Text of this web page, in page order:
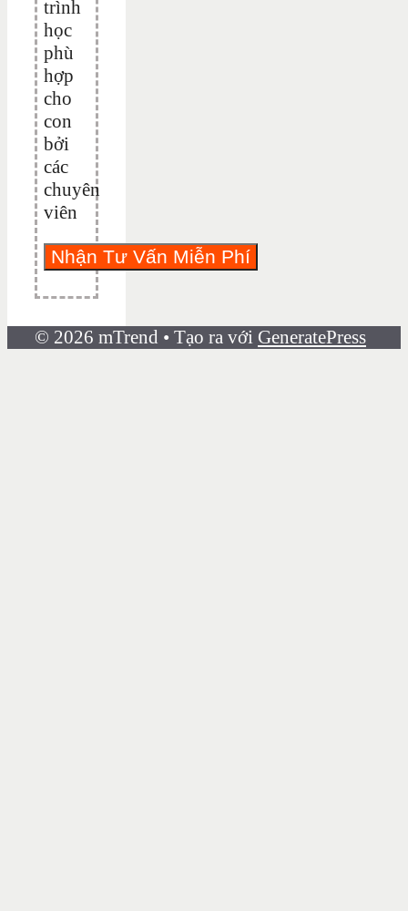
trình
học
phù
hợp
cho
con
bởi
các
chuyên
viên
© 2026 mTrend • Tạo ra với GeneratePress